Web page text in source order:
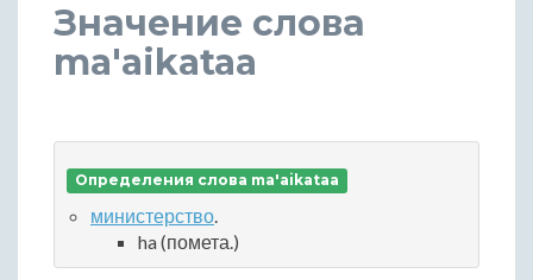
Значение слова
ma'aikataa
Определения слова ma'aikataa
министерство.
ha (помета.)